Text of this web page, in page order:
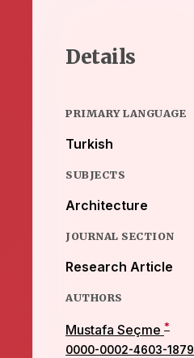
Details
PRIMARY LANGUAGE
Turkish
SUBJECTS
Architecture
JOURNAL SECTION
Research Article
AUTHORS
Mustafa Seçme *
0000-0002-4603-1879